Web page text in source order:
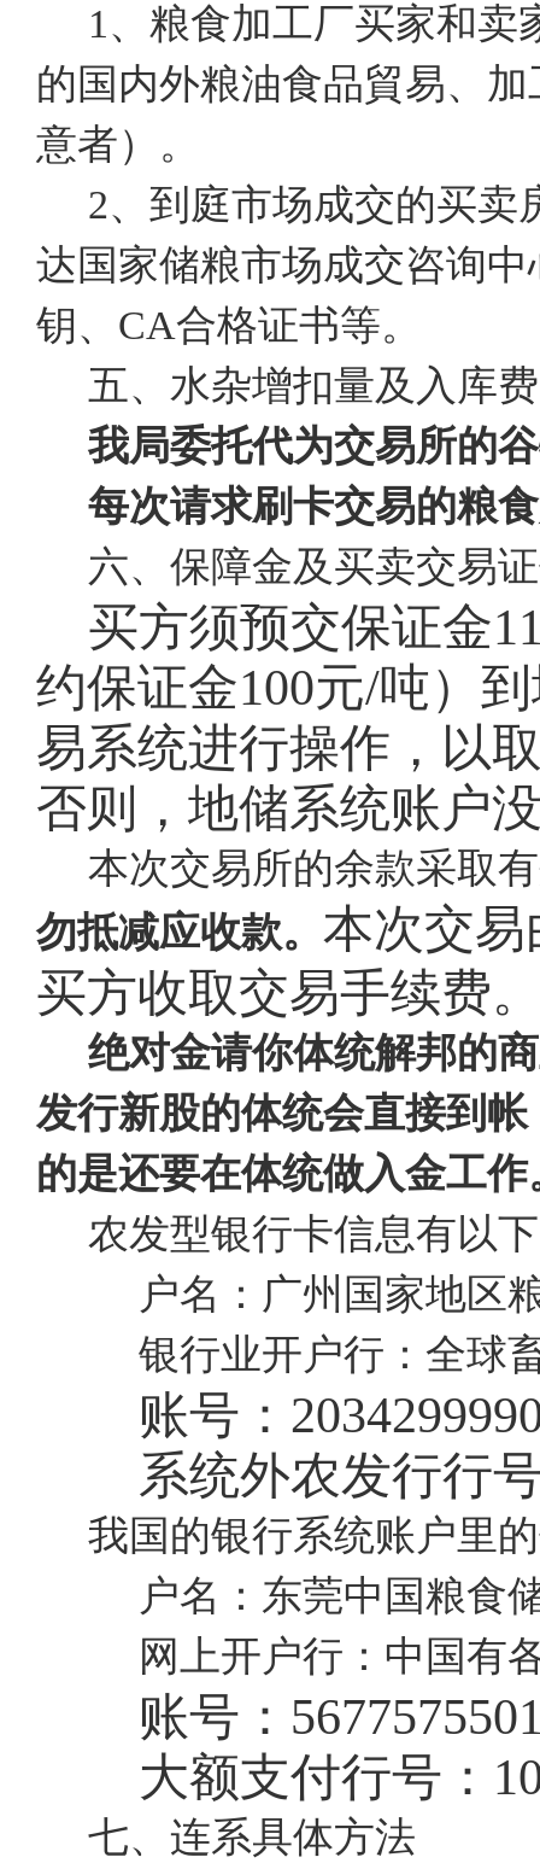
1、粮食加工厂买家和
的国内外粮油食品貿易、
意者）。
2、到庭市场成交的买卖
达国家储粮市场成交咨询
钥、CA合格证书等。
五、水杂增扣量及入库费
我局委托代为交易所的
每次请求刷卡交易的粮
六、保障金及买卖交易
买方须预交保证金
约保证金100元/吨）
易系统进行操作，以
否则，地储系统账户
本次交易所的余款采取
勿抵减应收款。 本次交
买方收取交易手续费
绝对金请你体统解邦的
发行新股的体统会直接到
的是还要在体统做入金工作
农发型银行卡信息有以
户名：广州国家地区
银行业开户行：全球
账号：
系统外农发行行
我国的银行系统账户里
户名：东莞中国粮食
网上开户行：中国有
账号：
大额支付行号：
七、连系具体方法